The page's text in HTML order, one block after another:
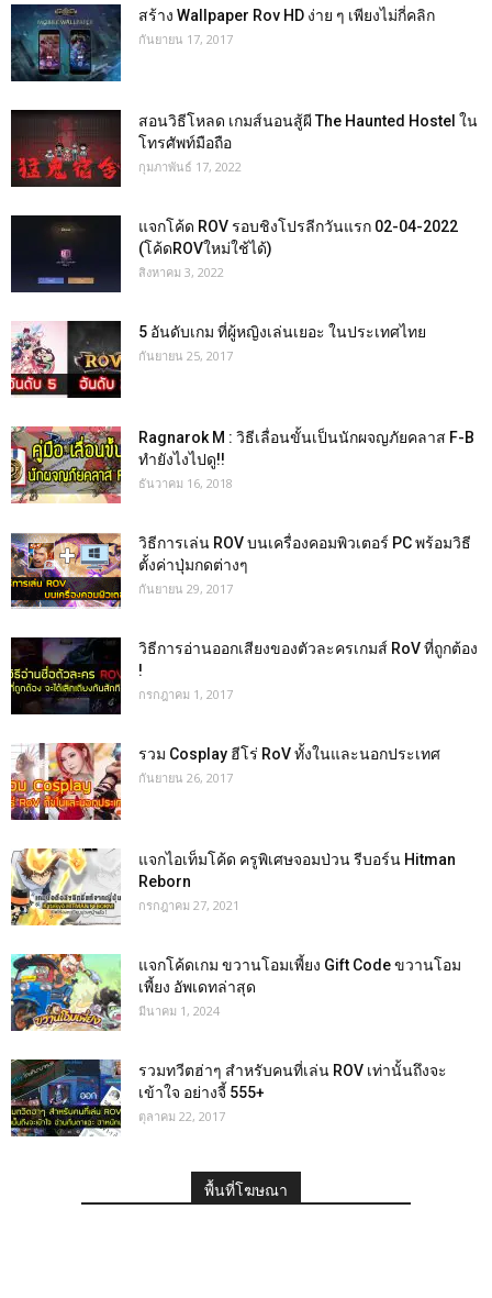
สร้าง Wallpaper Rov HD ง่าย ๆ เพียงไม่กี่คลิก
กันยายน 17, 2017
สอนวิธีโหลด เกมส์นอนสู้ผี The Haunted Hostel ใน
โทรศัพท์มือถือ
กุมภาพันธ์ 17, 2022
แจกโค้ด ROV รอบชิงโปรลีกวันแรก 02-04-2022
(โค้ดROVใหม่ใช้ได้)
สิงหาคม 3, 2022
5 อันดับเกม ที่ผู้หญิงเล่นเยอะ ในประเทศไทย
กันยายน 25, 2017
Ragnarok M : วิธีเลื่อนขั้นเป็นนักผจญภัยคลาส F-B
ทำยังไงไปดู!!
ธันวาคม 16, 2018
วิธีการเล่น ROV บนเครื่องคอมพิวเตอร์ PC พร้อมวิธี
ตั้งค่าปุ่มกดต่างๆ
กันยายน 29, 2017
วิธีการอ่านออกเสียงของตัวละครเกมส์ RoV ที่ถูกต้อง
!
กรกฎาคม 1, 2017
รวม Cosplay ฮีโร่ RoV ทั้งในและนอกประเทศ
กันยายน 26, 2017
แจกไอเท็มโค้ด ครูพิเศษจอมป่วน รีบอร์น Hitman
Reborn
กรกฎาคม 27, 2021
แจกโค้ดเกม ขวานโอมเพี้ยง Gift Code ขวานโอม
เพี้ยง อัพเดทล่าสุด
มีนาคม 1, 2024
รวมทวีตฮ่าๆ สำหรับคนที่เล่น ROV เท่านั้นถึงจะ
เข้าใจ อย่างจี้ 555+
ตุลาคม 22, 2017
พื้นที่โฆษณา